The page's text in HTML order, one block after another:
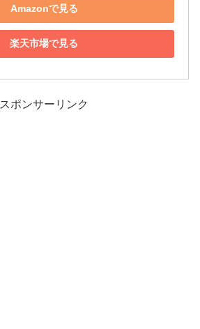
Amazonで見る
楽天市場で見る
スポンサーリンク